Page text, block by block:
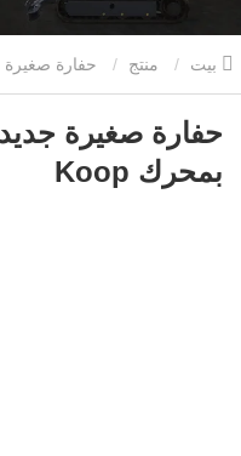
منتج حفارة صغيرة
جديدة عالية الدقة سعة 1 طن بمحرك Koop
بمحرك Koop